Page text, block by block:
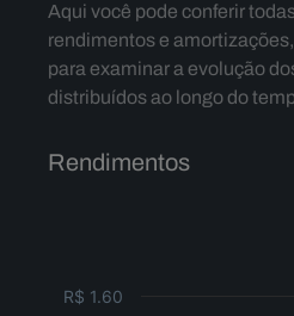
Aqui você pode conferir
rendimentos e
para examinar a evolução
distribuídos ao longo do
Rendimentos
R$ 1.60